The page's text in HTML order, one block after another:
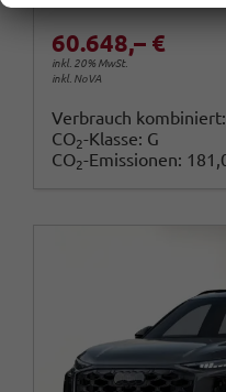
60.648,– €
inkl. 20% MwSt.
inkl. NoVA
Verbrauch kombiniert:
CO2-Klasse: G
CO2-Emissionen: